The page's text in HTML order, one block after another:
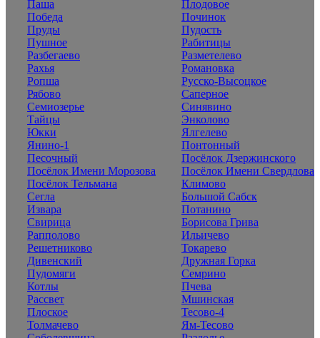
Паша
Плодовое
Победа
Починок
Пруды
Пудость
Пушное
Рабитицы
Разбегаево
Разметелево
Рахья
Романовка
Ропша
Русско-Высоцкое
Рябово
Саперное
Семиозерье
Синявино
Тайцы
Энколово
Юкки
Ялгелево
Янино-1
Понтонный
Песочный
Посёлок Дзержинского
Посёлок Имени Морозова
Посёлок Имени Свердлова
Посёлок Тельмана
Климово
Сегла
Большой Сабск
Извара
Потанино
Свирица
Борисова Грива
Рапполово
Ильичево
Решетниково
Токарево
Дивенский
Дружная Горка
Пудомяги
Семрино
Котлы
Пчева
Рассвет
Мшинская
Плоское
Тесово-4
Толмачево
Ям-Тесово